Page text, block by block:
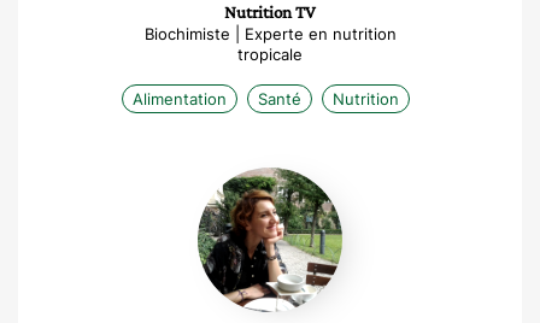
Nutrition TV
Biochimiste | Experte en nutrition
tropicale
Alimentation Santé Nutrition
Faïza
Bossy